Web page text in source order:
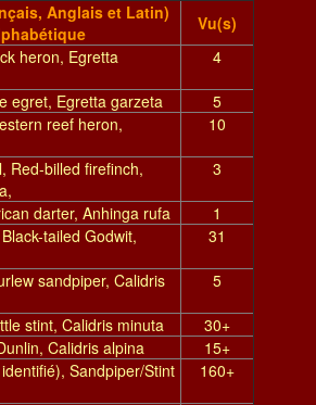
Anglais et Latin)
Vu(s)
heron, Egretta
4
egret, Egretta garzeta
5
reef heron,
10
Red-billed firefinch,
3
darter, Anhinga rufa
1
tailed Godwit,
31
sandpiper, Calidris
5
stint, Calidris minuta
30+
Calidris alpina
15+
Sandpiper/Stint
160+